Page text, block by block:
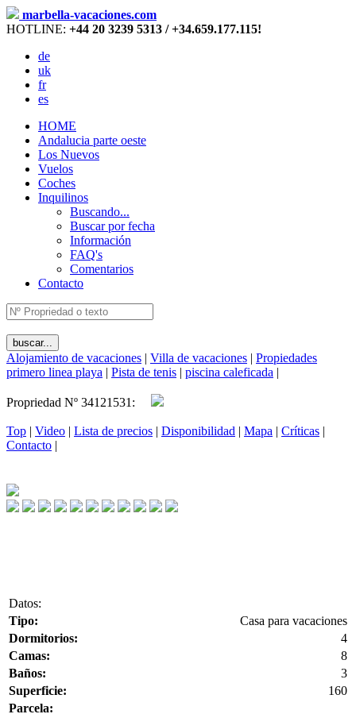
marbella-vacaciones.com
HOTLINE: +44 20 3239 5313 / +34.659.177.115!
de
uk
fr
es
HOME
Andalucia parte oeste
Los Nuevos
Vuelos
Coches
Inquilinos
Buscando...
Buscar por fecha
Información
FAQ's
Comentarios
Contacto
Alojamiento de vacaciones | Villa de vacaciones | Propiedades
primero linea playa | Pista de tenis | piscina caleficada |
Propriedad Nº 34121531:
Top | Video | Lista de precios | Disponibilidad | Mapa | Críticas |
Contacto |
Datos:
Tipo:
Casa para vacaciones
Dormitorios:
4
Camas:
8
Baños:
3
Superficie:
160
Parcela: